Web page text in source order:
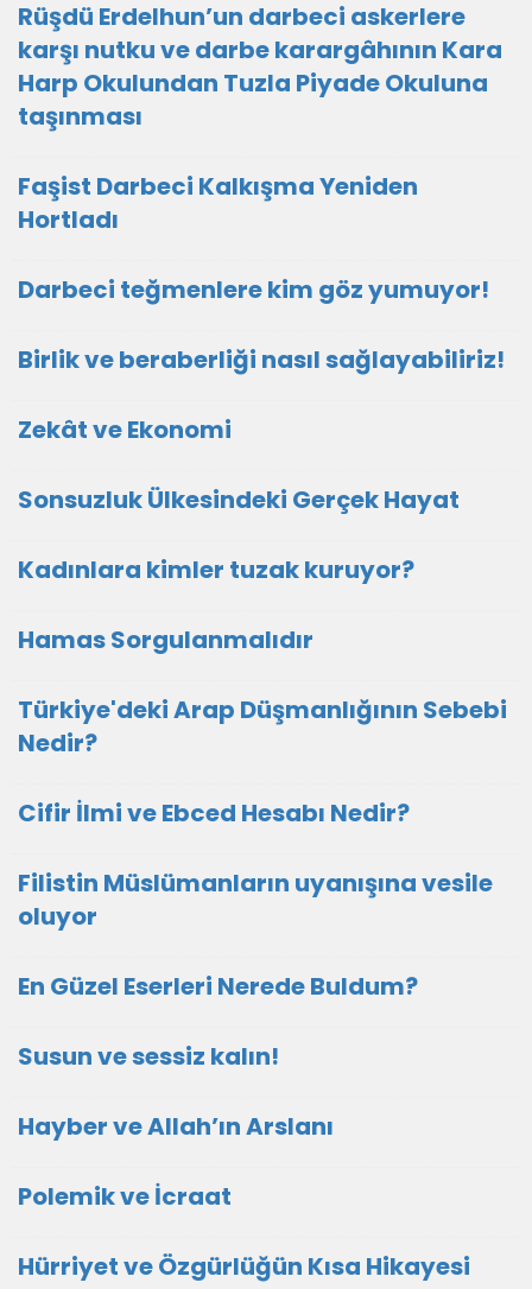
Rüşdü Erdelhun’un darbeci askerlere
karşı nutku ve darbe karargâhının Kara
Harp Okulundan Tuzla Piyade Okuluna
taşınması
Faşist Darbeci Kalkışma Yeniden
Hortladı
Darbeci teğmenlere kim göz yumuyor!
Birlik ve beraberliği nasıl sağlayabiliriz!
Zekât ve Ekonomi
Sonsuzluk Ülkesindeki Gerçek Hayat
Kadınlara kimler tuzak kuruyor?
Hamas Sorgulanmalıdır
Türkiye'deki Arap Düşmanlığının Sebebi
Nedir?
Cifir İlmi ve Ebced Hesabı Nedir?
Filistin Müslümanların uyanışına vesile
oluyor
En Güzel Eserleri Nerede Buldum?
Susun ve sessiz kalın!
Hayber ve Allah’ın Arslanı
Polemik ve İcraat
Hürriyet ve Özgürlüğün Kısa Hikayesi